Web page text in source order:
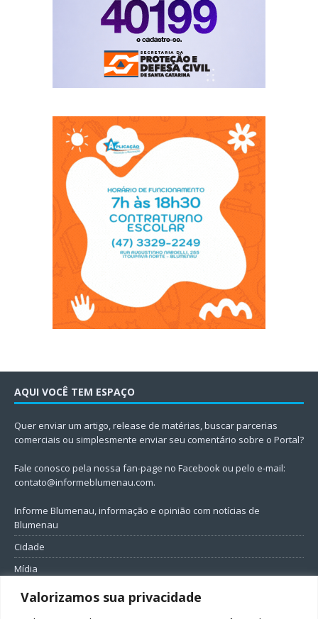
Valorizamos sua privacidade
AQUI VOCÊ TEM ESPAÇO
Quer enviar um artigo, release de matérias, buscar parcerias
comerciais ou simplesmente enviar seu comentário sobre o Portal?
Fale conosco pela nossa fan-page no Facebook ou pelo e-mail:
contato@informeblumenau.com.
Informe Blumenau, informação e opinião com notícias de
Blumenau
Cidade
Mídia
Entretenimento